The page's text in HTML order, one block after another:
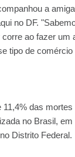
a
no DF.
ao fazer um
tipo de
11,4% das
no Brasil, em
Distrito Federal.